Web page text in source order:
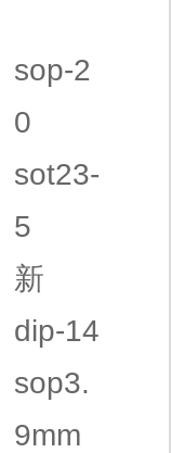
sop-2
0
sot23-
5
新
dip-14
sop3.
9mm